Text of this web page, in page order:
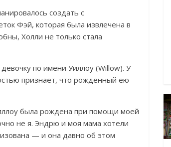
создать с
Фэй, которая была извлечена в
Холли не только стала
по имени Уиллоу (Willow). У
признает, что рожденный ею
была рождена при помощи моей
не я. Эндрю и моя мама хотели
— и она давно об этом